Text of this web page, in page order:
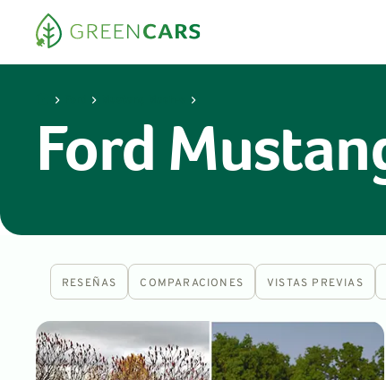
Ford
RESEÑAS COMPARACIONES VISTAS PREVIAS